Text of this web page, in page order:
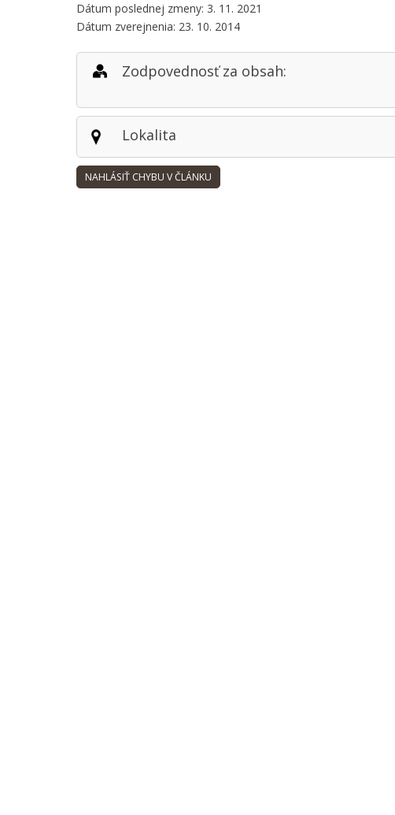
Dátum poslednej zmeny: 3. 11. 2021
Dátum zverejnenia: 23. 10. 2014
Zodpovednosť za obsah:
Lokalita